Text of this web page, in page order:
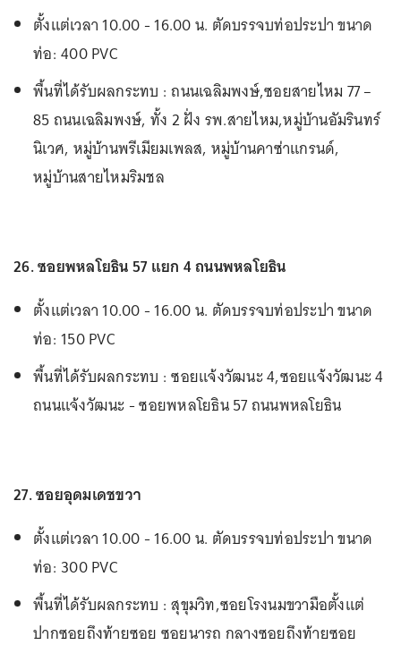
ตั้งแต่เวลา 10.00 - 16.00 น. ตัดบรรจบท่อประปา ขนาด
ท่อ: 400 PVC
พื้นที่ได้รับผลกระทบ : ถนนเฉลิมพงษ์,ซอยสายไหม 77 –
85 ถนนเฉลิมพงษ์, ทั้ง 2 ฝั่ง รพ.สายไหม,หมู่บ้านอัมรินทร์
นิเวศ, หมู่บ้านพรีเมียมเพลส, หมู่บ้านคาซ่าแกรนด์,
หมู่บ้านสายไหมริมชล
26. ซอยพหลโยธิน 57 แยก 4 ถนนพหลโยธิน
ตั้งแต่เวลา 10.00 - 16.00 น. ตัดบรรจบท่อประปา ขนาด
ท่อ: 150 PVC
พื้นที่ได้รับผลกระทบ : ซอยแจ้งวัฒนะ 4,ซอยแจ้งวัฒนะ 4
ถนนแจ้งวัฒนะ - ซอยพหลโยธิน 57 ถนนพหลโยธิน
27. ซอยอุดมเดชขวา
ตั้งแต่เวลา 10.00 - 16.00 น. ตัดบรรจบท่อประปา ขนาด
ท่อ: 300 PVC
พื้นที่ได้รับผลกระทบ : สุขุมวิท,ซอยโรงนมขวามือตั้งแต่
ปากซอยถึงท้ายซอย ซอยนารถ กลางซอยถึงท้ายซอย